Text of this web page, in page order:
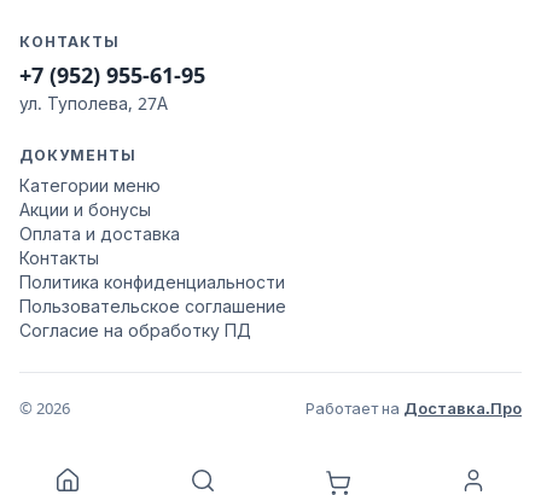
КОНТАКТЫ
+7 (952) 955-61-95
ул. Туполева, 27А
ДОКУМЕНТЫ
Категории меню
Акции и бонусы
Оплата и доставка
Контакты
Политика конфиденциальности
Пользовательское соглашение
Согласие на обработку ПД
© 2026 Работает на Доставка.Про